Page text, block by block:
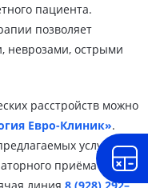
пациента.
позволяет
неврозами, острыми
расстройств можно
Евро-Клиник».
услугах,
приёма или
линия 8 (928) 292–